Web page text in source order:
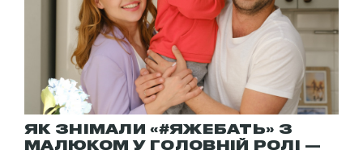
ЯК ЗНІМАЛИ «#ЯЖЕБАТЬ» З
МАЛЮКОМ У ГОЛОВНІЙ РОЛІ —